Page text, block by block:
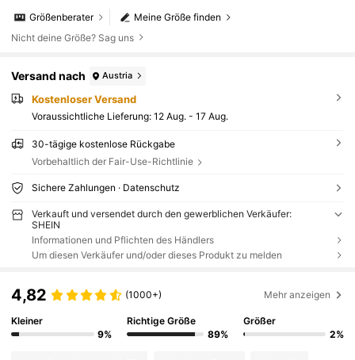
Meine Größe finden
Größenberater
Nicht deine Größe? Sag uns
Versand nach Austria
Kostenloser Versand
Voraussichtliche Lieferung: 12 Aug. - 17 Aug.
30-tägige kostenlose Rückgabe
Vorbehaltlich der Fair-Use-Richtlinie
Sichere Zahlungen · Datenschutz
Verkauft und versendet durch den gewerblichen Verkäufer:
SHEIN
Informationen und Pflichten des Händlers
Um diesen Verkäufer und/oder dieses Produkt zu melden
4,82 (1000+) Mehr anzeigen
Kleiner
9%
Richtige Größe
89%
Größer
2%